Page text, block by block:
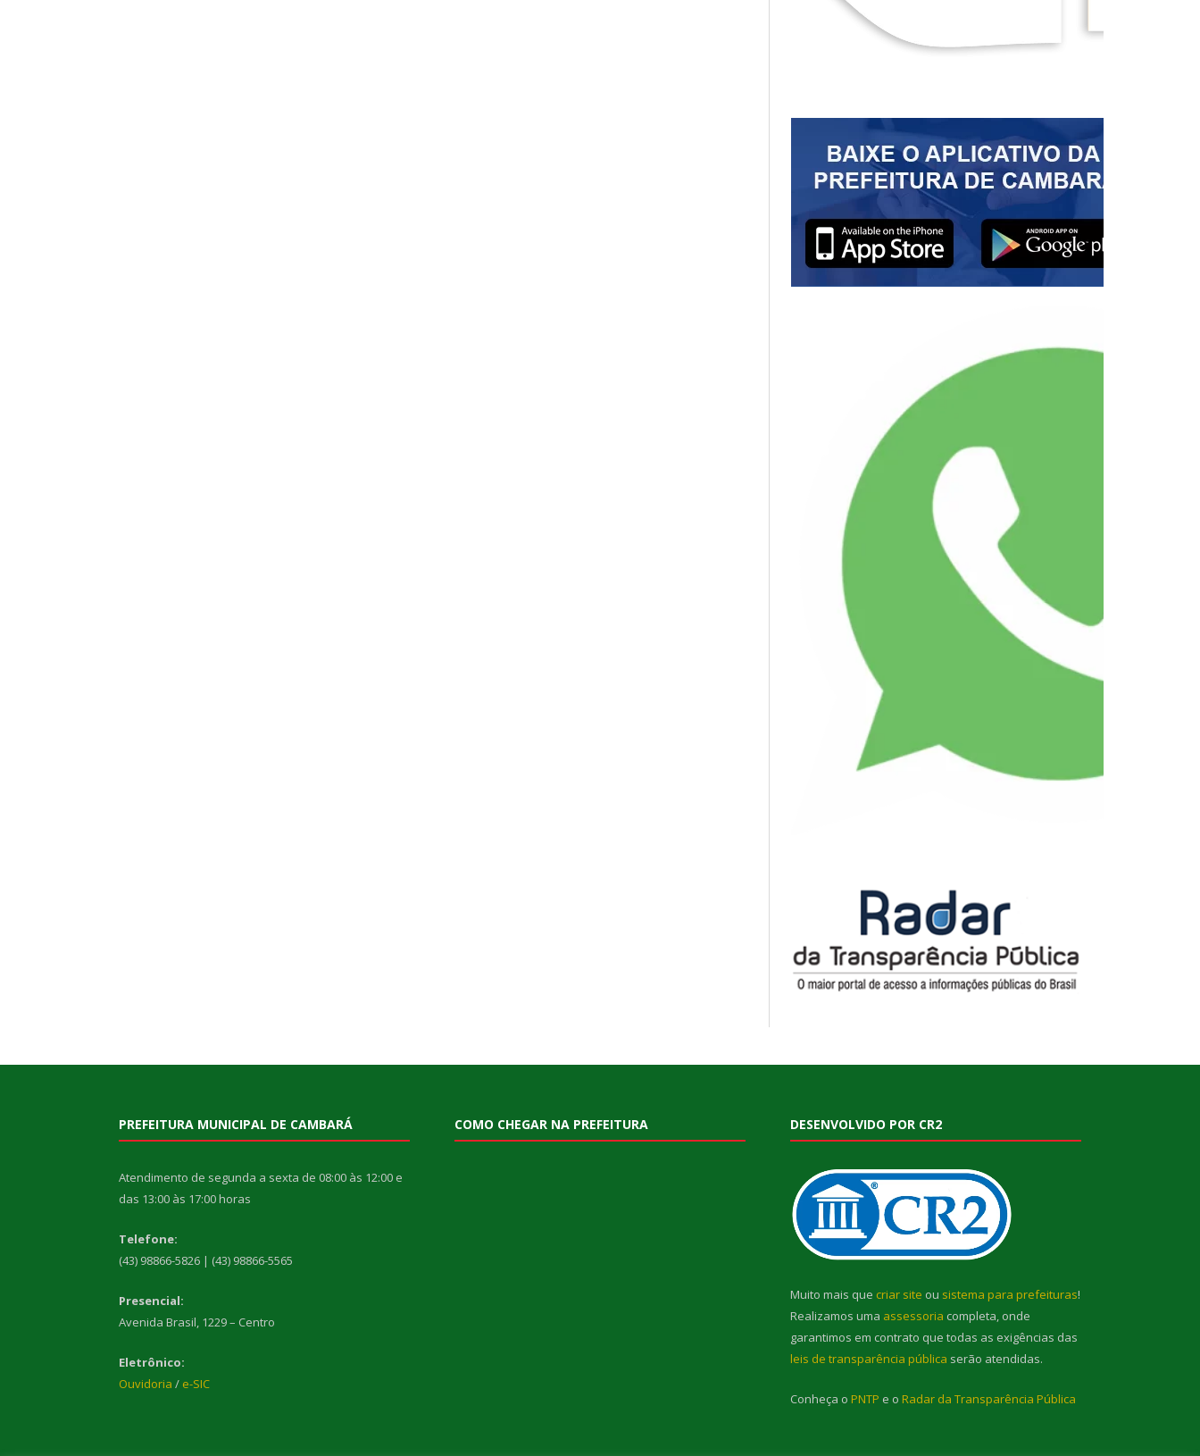
PREFEITURA MUNICIPAL DE CAMBARÁ
Atendimento de segunda a sexta de 08:00 às 12:00 e
das 13:00 às 17:00 horas
Telefone:
(43) 98866-5826 | (43) 98866-5565
Presencial:
Avenida Brasil, 1229 – Centro
Eletrônico:
Ouvidoria / e-SIC
COMO CHEGAR NA PREFEITURA DESENVOLVIDO POR CR2
Muito mais que criar site ou sistema para prefeituras!
Realizamos uma assessoria completa, onde
garantimos em contrato que todas as exigências das
leis de transparência pública serão atendidas.
Conheça o PNTP e o Radar da Transparência Pública